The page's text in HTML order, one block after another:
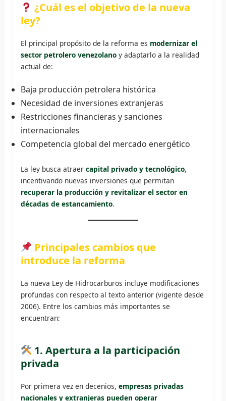
¿Cuál es el objetivo de la nueva
ley?
El principal propósito de la reforma es modernizar el
sector petrolero venezolanoy adaptarlo a la realidad
actual de:
Baja producción petrolera histórica
Necesidad de inversiones extranjeras
Restricciones financieras y sanciones
internacionales
Competencia global del mercado energético
La ley busca atraer capital privado y tecnológico,
incentivando nuevas inversiones que permitan
recuperar la producción y revitalizar el sector en
décadas de estancamiento.
Principales cambios que
introduce la reforma
La nueva Ley de Hidrocarburos incluye modificaciones
profundas con respecto al texto anterior (vigente desde
2006). Entre los cambios más importantes se
encuentran:
1. Apertura a la participación
privada
Por primera vez en decenios, empresas privadas
nacionales y extranjeras pueden operar